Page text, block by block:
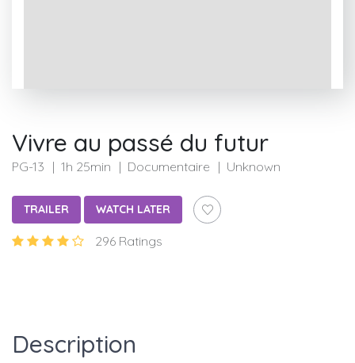
Vivre au passé du futur
PG-13 1h 25min Documentaire Unknown
TRAILER WATCH LATER
296 Ratings
Description